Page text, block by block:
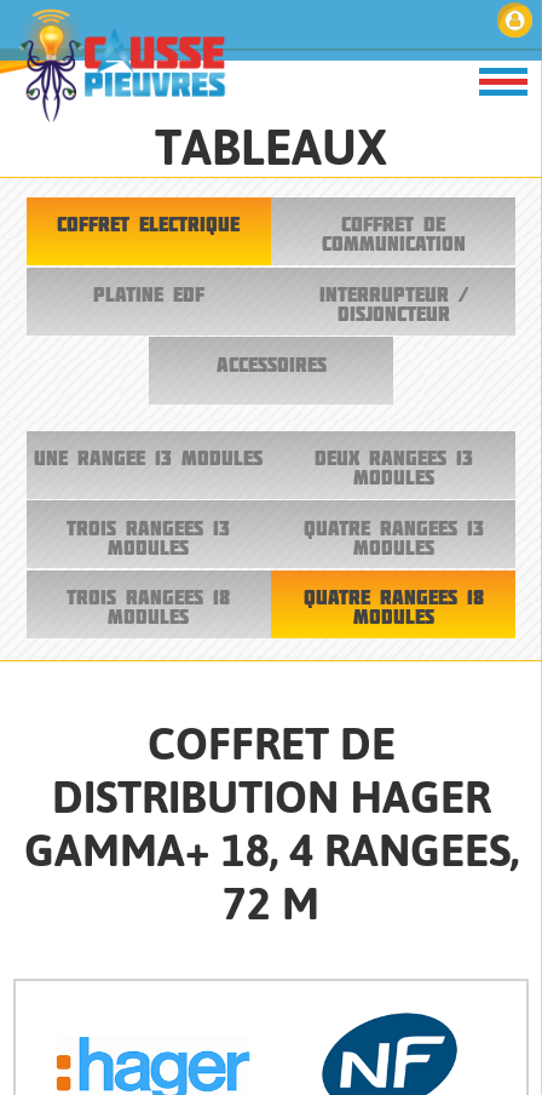
TABLEAUX
COFFRET ELECTRIQUE
COFFRET DE
COMMUNICATION
PLATINE EDF
INTERRUPTEUR /
DISJONCTEUR
ACCESSOIRES
UNE RANGEE 13 MODULES
DEUX RANGEES 13
MODULES
TROIS RANGEES 13
MODULES
QUATRE RANGEES 13
MODULES
TROIS RANGEES 18
MODULES
QUATRE RANGEES 18
MODULES
COFFRET DE
DISTRIBUTION HAGER
GAMMA+ 18, 4 RANGEES,
72 M